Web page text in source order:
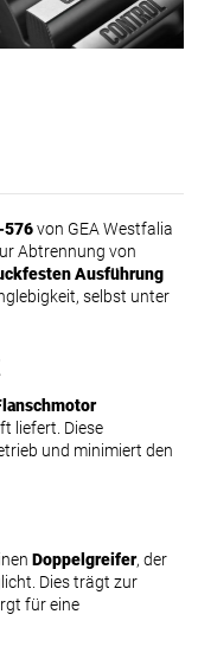
576von GEA Westfalia
Abtrennung von
Ausführung
selbst unter
liefert. Diese
und minimiert den
Doppelgreifer, der
Dies trägt zur
für eine